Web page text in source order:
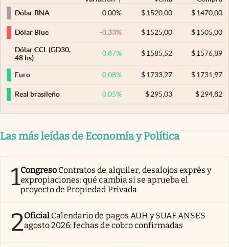
Dólar BNA
0,00% $ 1520,00 $1470,00
Dólar Blue -0,33% $ 1525,00 $1505,00
Dólar CCL (GD30,
48 hs)
0,87% $ 1585,52 $1576,89
Euro 0,08% $ 1733,27 $1731,97
Real brasileño 0,05% $ 295,03 $294,82
Las más leídas de Economía y Política
1Congreso Contratos de alquiler, desalojos exprés y
expropiaciones: qué cambia si se aprueba el
proyecto de Propiedad Privada
2Oficial Calendario de pagos AUH y SUAF ANSES
agosto 2026: fechas de cobro confirmadas